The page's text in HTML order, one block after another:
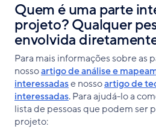
Quem é uma parte
projeto? Qualquer
envolvida
Para mais informações sobre as
nossoartigo de análise e
interessadase nossoartigo de
interessadas. Para ajudá-lo a
lista de pessoas que podem ser
projeto: